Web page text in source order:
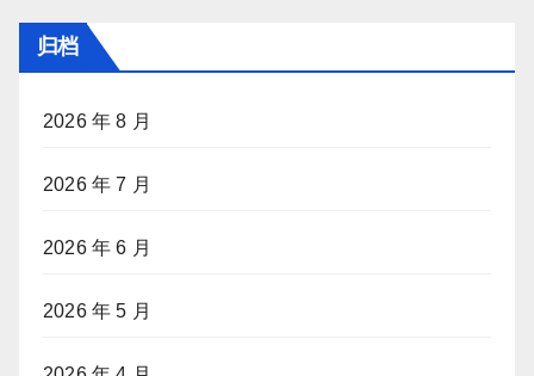
归档
2026 年 8 月
2026 年 7 月
2026 年 6 月
2026 年 5 月